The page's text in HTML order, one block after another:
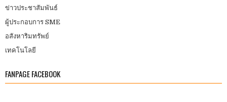
ข่าวประชาสัมพันธ์
ผู้ประกอบการ SME
อสังหาริมทรัพย์
เทคโนโลยี
FANPAGE FACEBOOK